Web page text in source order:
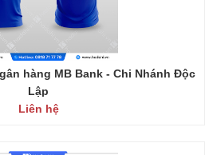
hàng MB Bank - Chi Nhánh Độc
Lập
Liên hệ